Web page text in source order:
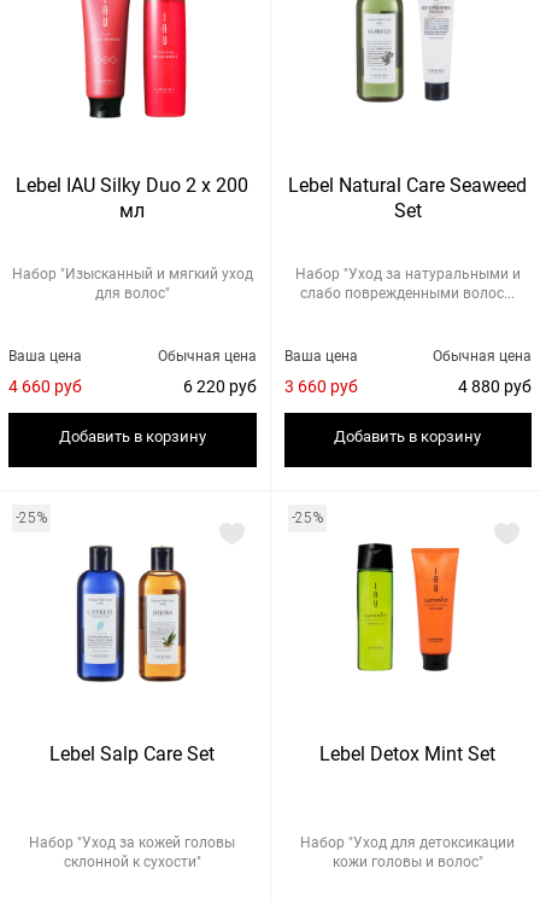
Lebel IAU Silky Duo 2 х 200
мл
Набор "Изысканный и мягкий уход
для волос"
Обычная цена
6 220 руб
Ваша цена
4 660 руб
Добавить в корзину
Lebel Natural Care Seaweed
Set
Набор "Уход за натуральными и
слабо поврежденными волос...
Обычная цена
4 880 руб
Ваша цена
3 660 руб
Добавить в корзину
-25%
Lebel Salp Care Set
Набор "Уход за кожей головы
склонной к сухости"
-25%
Lebel Detox Mint Set
Набор "Уход для детоксикации
кожи головы и волос"